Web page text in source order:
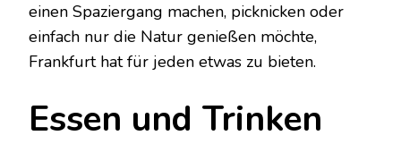
einen Spaziergang machen, picknicken oder
einfach nur die Natur genießen möchte,
Frankfurt hat für jeden etwas zu bieten.
Essen und Trinken